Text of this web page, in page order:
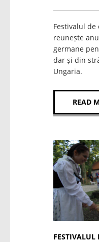
Festivalul
reunește
germane
dar și din
Ungaria.
READ